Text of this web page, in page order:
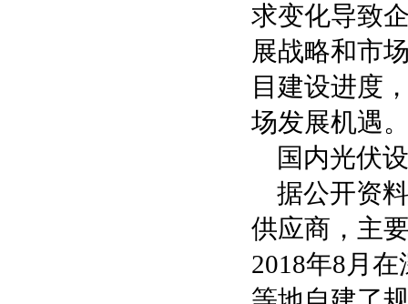
求变化导致
展战略和市
目建设进度
场发展机遇
国内光伏
据公开资
供应商，主
2018年8月